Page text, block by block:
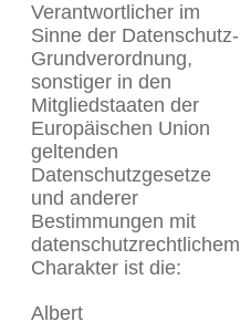
Verantwortlicher im
Sinne der Datenschutz-
Grundverordnung,
sonstiger in den
Mitgliedstaaten der
Europäischen Union
geltenden
Datenschutzgesetze
und anderer
Bestimmungen mit
datenschutzrechtlichem
Charakter ist die:
Albert